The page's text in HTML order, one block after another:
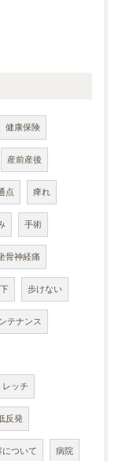
健康保険
産前産後
点 痺れ
手術
骨神経痛
歩けない
テナンス
レッチ
反発
について 病院